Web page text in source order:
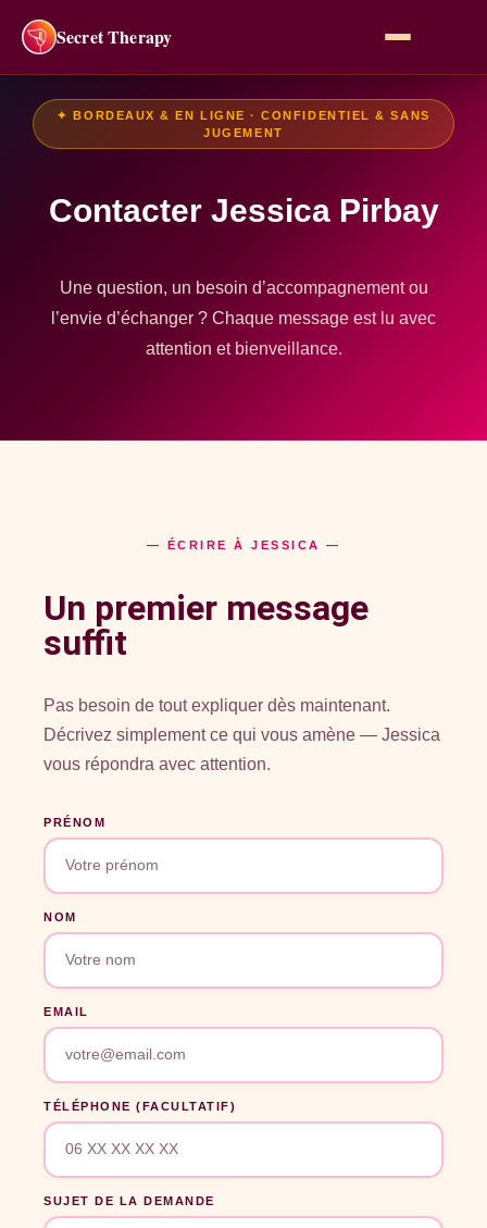
Secret Therapy
✦ BORDEAUX & EN LIGNE · CONFIDENTIEL & SANS
JUGEMENT
Contacter Jessica Pirbay
Une question, un besoin d’accompagnement ou
l’envie d’échanger ? Chaque message est lu avec
attention et bienveillance.
— ÉCRIRE À JESSICA —
Un premier message
suffit
Pas besoin de tout expliquer dès maintenant.
Décrivez simplement ce qui vous amène — Jessica
vous répondra avec attention.
PRÉNOM
NOM
EMAIL
TÉLÉPHONE (FACULTATIF)
SUJET DE LA DEMANDE